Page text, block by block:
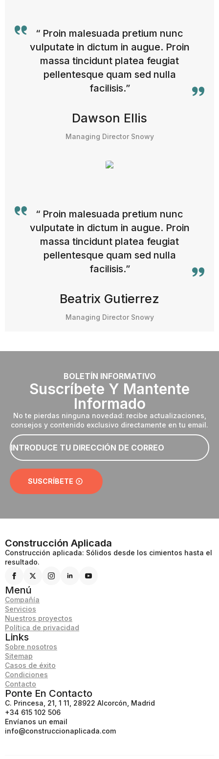
“ Proin malesuada pretium nunc
vulputate in dictum in augue. Proin
massa tincidunt platea feugiat
pellentesque quam sed nulla
facilisis.”
Dawson Ellis
Managing Director Snowy
“ Proin malesuada pretium nunc
vulputate in dictum in augue. Proin
massa tincidunt platea feugiat
pellentesque quam sed nulla
facilisis.”
Beatrix Gutierrez
Managing Director Snowy
BOLETÍN INFORMATIVO
Suscríbete Y Mantente
Informado
No te pierdas ninguna novedad: recibe actualizaciones,
consejos y contenido exclusivo directamente en tu email.
Email
*
SUSCRÍBETE
Construcción Aplicada
Construcción aplicada: Sólidos desde los cimientos hasta el
resultado.
Menú
Compañía
Servicios
Nuestros proyectos
Política de privacidad
Links
Sobre nosotros
Sitemap
Casos de éxito
Condiciones
Contacto
Ponte En Contacto
C. Princesa, 21, 1 11, 28922 Alcorcón, Madrid
+34 615 102 506
Envíanos un email
info@construccionaplicada.com